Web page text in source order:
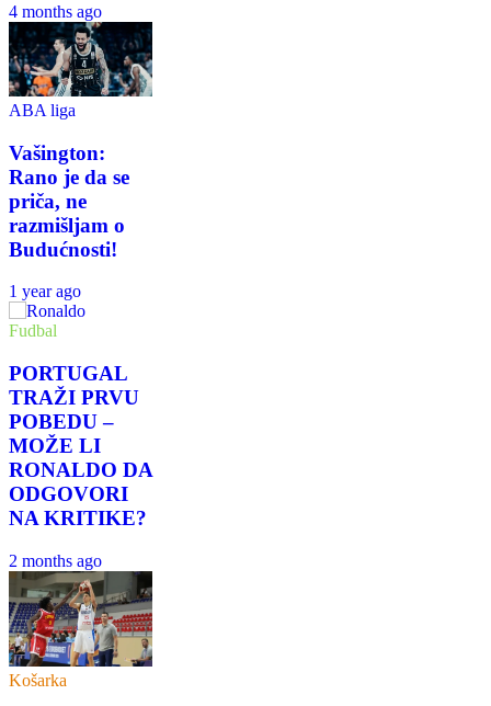
4 months ago
ABA liga
Vašington:
Rano je da se
priča, ne
razmišljam o
Budućnosti!
1 year ago
Fudbal
PORTUGAL
TRAŽI PRVU
POBEDU –
MOŽE LI
RONALDO DA
ODGOVORI
NA KRITIKE?
2 months ago
Košarka